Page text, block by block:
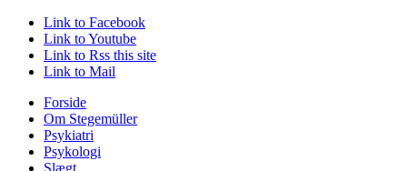
Link to Facebook
Link to Youtube
Link to Rss this site
Link to Mail
Forside
Om Stegemüller
Psykiatri
Psykologi
Slægt